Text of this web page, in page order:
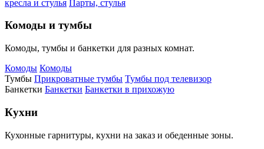
кресла и стулья Парты, стулья
Комоды и тумбы
Комоды, тумбы и банкетки для разных комнат.
Комоды Комоды
Тумбы Прикроватные тумбы Тумбы под телевизор
Банкетки Банкетки Банкетки в прихожую
Кухни
Кухонные гарнитуры, кухни на заказ и обеденные зоны.